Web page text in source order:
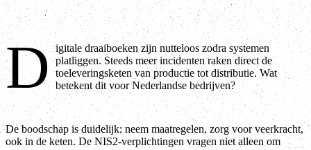
D igitale draaiboeken zijn nutteloos zodra systemen
platliggen. Steeds meer incidenten raken direct de
toeleveringsketen van productie tot distributie. Wat
betekent dit voor Nederlandse bedrijven?
De boodschap is duidelijk: neem maatregelen, zorg voor veerkracht,
ook in de keten. De NIS2-verplichtingen vragen niet alleen om